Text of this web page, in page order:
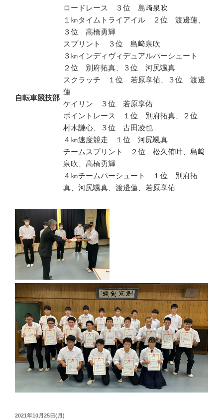
自転車競技部
ロードレース ３位 島﨑泉吹
１㎞タイムトライアイル ２位 渡邊蓮、
３位 高橋勇輝
スプリント ３位 島﨑泉吹
３㎞インディヴィデュアルパーシュート
２位 別府拓真、３位 河尻颯真
スクラッチ １位 若原享佑、３位 渡邊
蓮
ケイリン ３位 若原享佑
ポイントレース １位 別府拓真、２位
村木謙心、３位 古田凌也
４㎞速度競走 １位 河尻颯真
チームスプリント ２位 松久侑叶、島﨑
泉吹、高橋勇輝
４㎞チームパーシュート １位 別府拓
真、河尻颯真、渡邊蓮、若原享佑
投
2021年10月25日(月)